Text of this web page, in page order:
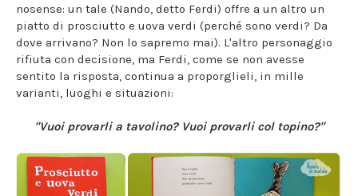
nosense: un tale (Nando, detto Ferdi) offre a un altro un
piatto di prosciutto e uova verdi (perché sono verdi? Da
dove arrivano? Non lo sapremo mai). L'altro personaggio
rifiuta con decisione, ma Ferdi, come se non avesse
sentito la risposta, continua a proporglieli, in mille
varianti, luoghi e situazioni:
"Vuoi provarli a tavolino? Vuoi provarli col topino?"